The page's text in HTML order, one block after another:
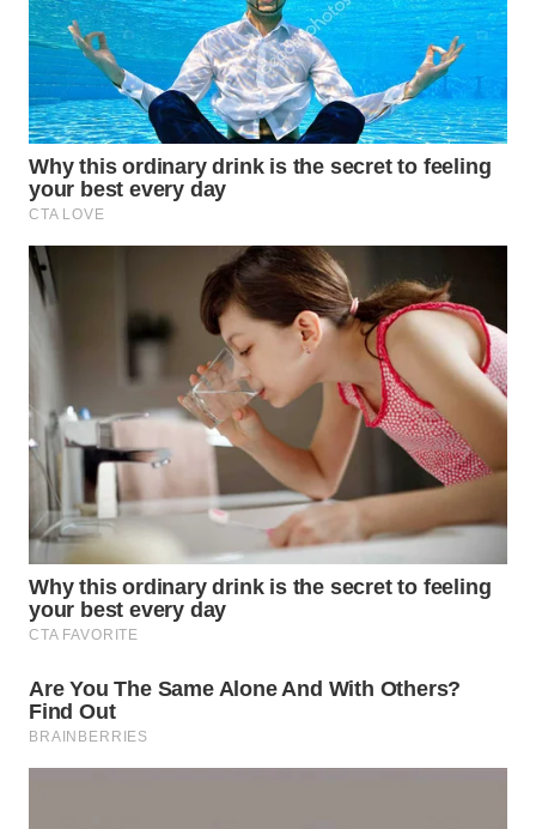
WN
PRIANGAN
TIMUR
SEMARANG
WN
SOLO
BOROBUDUR
WN
MADURA
WN
SURABAYA
WN
NATUNA
WN
BINTAN
WN